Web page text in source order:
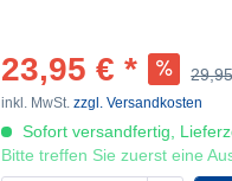
23,95 € *
inkl. MwSt.zzgl. Versandkosten
Sofort versandfertig,
Bitte treffen Sie zuerst eine